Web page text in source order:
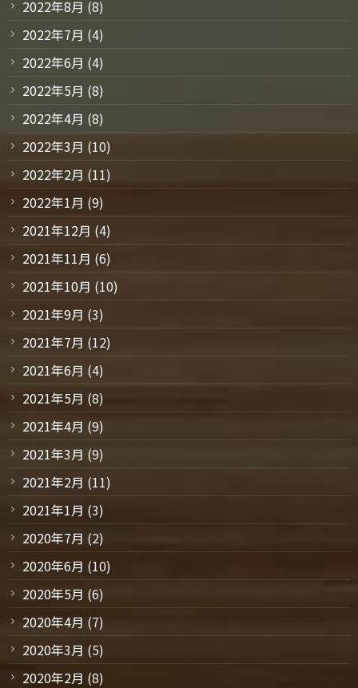
2022年8月 (8)
2022年7月 (4)
2022年6月 (4)
2022年5月 (8)
2022年4月 (8)
2022年3月 (10)
2022年2月 (11)
2022年1月 (9)
2021年12月 (4)
2021年11月 (6)
2021年10月 (10)
2021年9月 (3)
2021年7月 (12)
2021年6月 (4)
2021年5月 (8)
2021年4月 (9)
2021年3月 (9)
2021年2月 (11)
2021年1月 (3)
2020年7月 (2)
2020年6月 (10)
2020年5月 (6)
2020年4月 (7)
2020年3月 (5)
2020年2月 (8)